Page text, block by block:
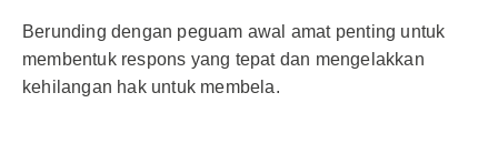
Berunding dengan peguam awal amat penting untuk
membentuk respons yang tepat dan mengelakkan
kehilangan hak untuk membela.